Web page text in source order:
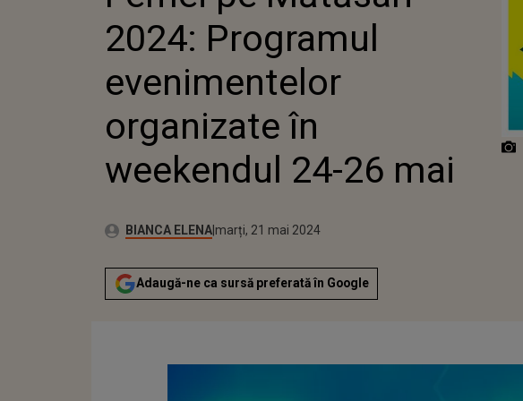
26 MAI
2024: Programul
evenimentelor
organizate în
weekendul 24-26 mai
Autor:BIANCA ELENA Publicat:
marți, 21 mai 2024
Adaugă-ne ca sursă preferată în Google